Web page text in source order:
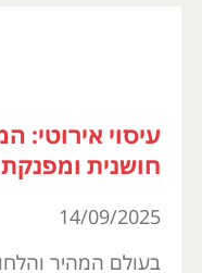
עיסוי אירוטי:
חושנית ומפנקת
14/09/2025
בעולם המהיר